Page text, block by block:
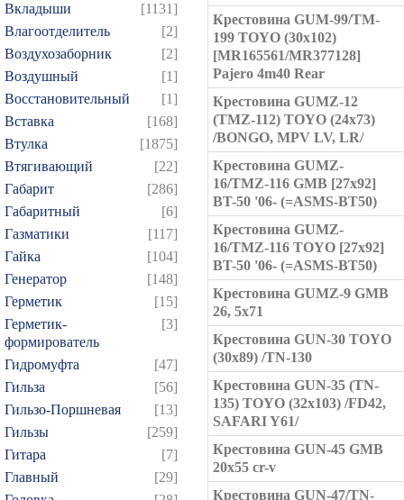
Вкладыши
[1131]
Влагоотделитель
[2]
Воздухозаборник
[2]
Воздушный
[1]
Восстановительный
[1]
Вставка
[168]
Втулка
[1875]
Втягивающий
[22]
Габарит
[286]
Габаритный
[6]
Газматики
[117]
Гайка
[104]
Генератор
[148]
Герметик
[15]
Герметик-
формирователь
[3]
Гидромуфта
[47]
Гильза
[56]
Гильзо-Поршневая
[13]
Гильзы
[259]
Гитара
[7]
Главный
[29]
Крестовина GUM-99/TM-
199 TOYO (30x102)
[MR165561/MR377128]
Pajero 4m40 Rear
Крестовина GUMZ-12
(TMZ-112) TOYO (24x73)
/BONGO, MPV LV, LR/
Крестовина GUMZ-
16/TMZ-116 GMB [27x92]
BT-50 '06- (=ASMS-BT50)
Крестовина GUMZ-
16/TMZ-116 TOYO [27x92]
BT-50 '06- (=ASMS-BT50)
Крестовина GUMZ-9 GMB
26, 5x71
Крестовина GUN-30 TOYO
(30x89) /TN-130
Крестовина GUN-35 (TN-
135) TOYO (32x103) /FD42,
SAFARI Y61/
Крестовина GUN-45 GMB
20x55 cr-v
Крестовина GUN-47/TN-